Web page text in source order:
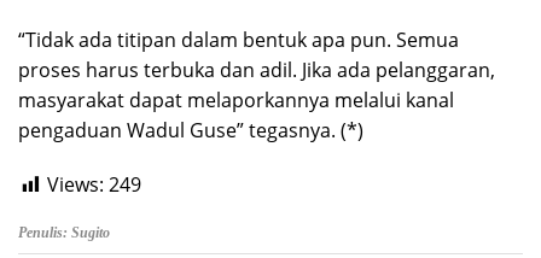
“Tidak ada titipan dalam bentuk apa pun. Semua
proses harus terbuka dan adil. Jika ada pelanggaran,
masyarakat dapat melaporkannya melalui kanal
pengaduan Wadul Guse” tegasnya. (*)
Views: 249
Penulis: Sugito